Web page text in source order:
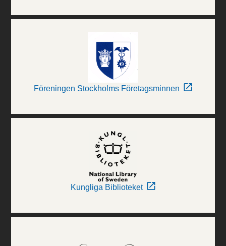
Föreningen Stockholms Företagsminnen
Kungliga Biblioteket